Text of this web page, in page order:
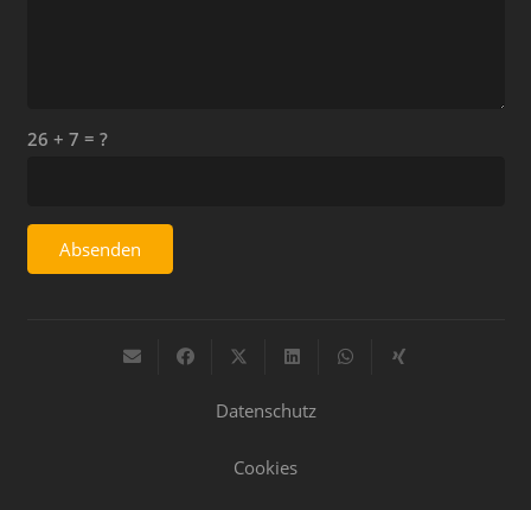
26 + 7 = ?
Absenden
Datenschutz
Cookies